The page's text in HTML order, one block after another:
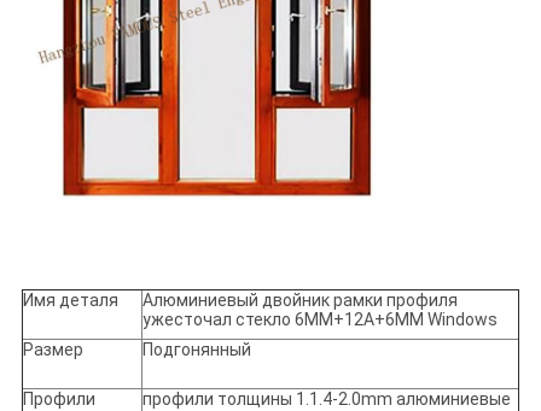
Имя деталя
Алюминиевый двойник рамки профиля
ужесточал стекло 6MM+12A+6MM Windows
Размер
Подгонянный
Профили профили толщины 1.1.4-2.0mm алюминиевые